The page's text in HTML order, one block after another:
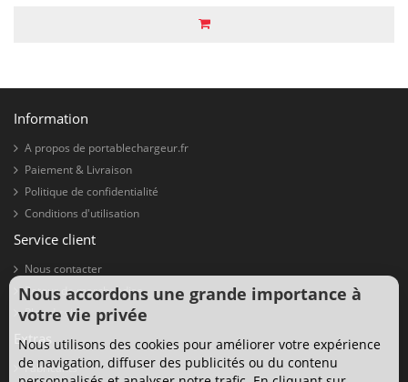
Information
A propos de portablechargeur.fr
Paiement & Livraison
Politique de confidentialité
Conditions d'utilisation
Service client
Nous contacter
Retour de marchandise
Plan du site
Extras
Fabricants
Nous accordons une grande importance à
votre vie privée
Nous utilisons des cookies pour améliorer votre expérience
de navigation, diffuser des publicités ou du contenu